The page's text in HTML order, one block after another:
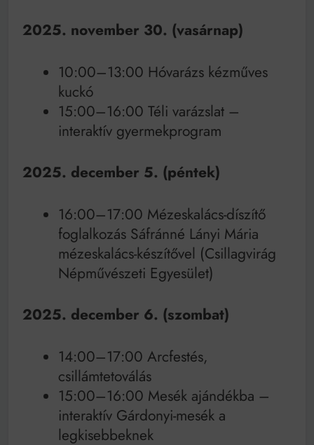
2025. november 30. (vasárnap)
10:00–13:00 Hóvarázs kézműves
kuckó
15:00–16:00 Téli varázslat –
interaktív gyermekprogram
2025. december 5. (péntek)
16:00–17:00 Mézeskalács-díszítő
foglalkozás Sáfránné Lányi Mária
mézeskalács-készítővel (Csillagvirág
Népművészeti Egyesület)
2025. december 6. (szombat)
14:00–17:00 Arcfestés,
csillámtetoválás
15:00–16:00 Mesék ajándékba –
interaktív Gárdonyi-mesék a
legkisebbeknek